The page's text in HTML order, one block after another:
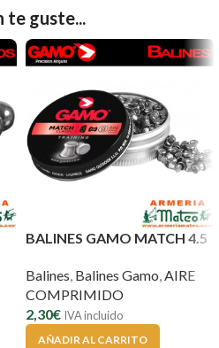
te guste...
BALINES GAMO MATCH 4.5
Balines, Balines Gamo,AIRE
COMPRIMIDO
2,30€ IVA incluido
AÑADIR AL CARRITO